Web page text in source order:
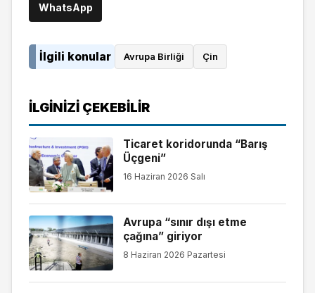
WhatsApp
İlgili konular Avrupa Birliği Çin
İLGINIZI ÇEKEBILIR
Ticaret koridorunda “Barış
Üçgeni”
16 Haziran 2026 Salı
Avrupa “sınır dışı etme
çağına” giriyor
8 Haziran 2026 Pazartesi